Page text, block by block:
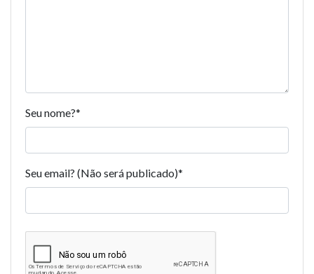
Seu nome?*
Seu email? (Não será publicado)*